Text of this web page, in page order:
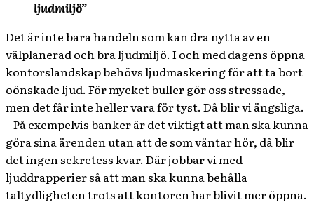
ljudmiljö”
Det är inte bara handeln som kan dra nytta av en
välplanerad och bra ljudmiljö. I och med dagens öppna
kontorslandskap behövs ljudmaskering för att ta bort
oönskade ljud. För mycket buller gör oss stressade,
men det får inte heller vara för tyst. Då blir vi ängsliga.
– På exempelvis banker är det viktigt att man ska kunna
göra sina ärenden utan att de som väntar hör, då blir
det ingen sekretess kvar. Där jobbar vi med
ljuddrapperier så att man ska kunna behålla
taltydligheten trots att kontoren har blivit mer öppna.